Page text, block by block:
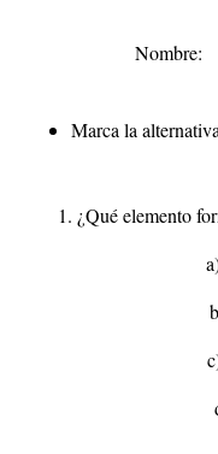
Nombre:
Marca la
1. ¿Qué elemento